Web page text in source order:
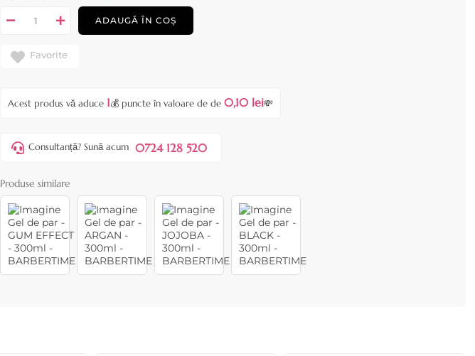
ADAUGĂ ÎN COȘ
Favorite
Acest produs vă aduce 1💰 puncte în valoare de de0,10 lei💸
Consultanță? Sună acum 0724 128 520
Produse similare